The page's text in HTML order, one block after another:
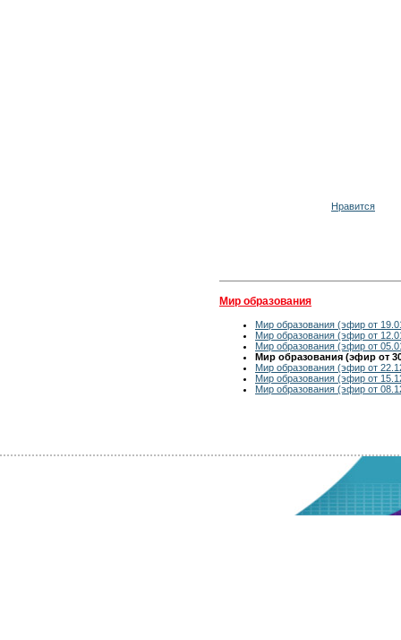
Нравится
Мир образования
Мир образования (эфир от
Мир образования (эфир от
Мир образования (эфир от
Мир образования (эфир от
Мир образования (эфир от
Мир образования (эфир от
Мир образования (эфир от